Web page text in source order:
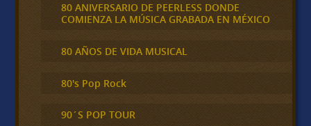
80 ANIVERSARIO DE PEERLESS DONDE
COMIENZA LA MÚSICA GRABADA EN MÉXICO
80 AÑOS DE VIDA MUSICAL
80's Pop Rock
90´S POP TOUR